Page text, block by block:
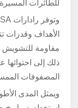
للطائرات
الأهداف وقدرات
مقاومة للتشويش
ذلك إلى
المصفوفات